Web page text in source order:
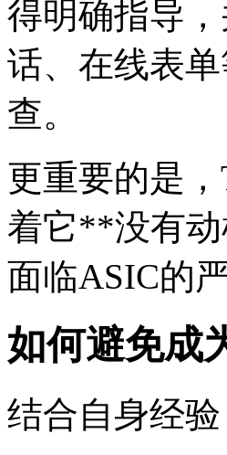
得明确指导
话、在线表
查。
更重要的是
着它**没有
面临ASIC的
如何避免成
结合自身经